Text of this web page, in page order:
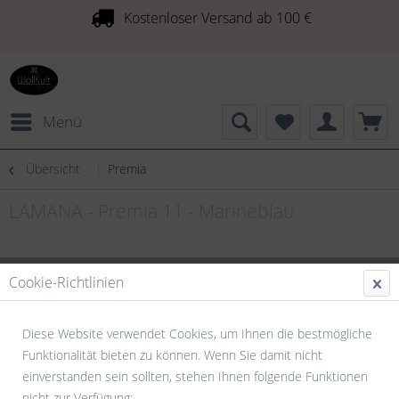
Kostenloser Versand ab 100 €
Menü
Übersicht Premia
Cookie-Richtlinien
Diese Website verwendet Cookies, um Ihnen die bestmögliche
Funktionalität bieten zu können. Wenn Sie damit nicht
einverstanden sein sollten, stehen Ihnen folgende Funktionen